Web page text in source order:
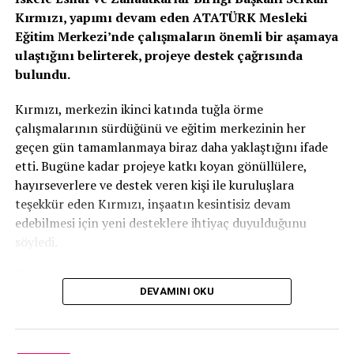
Kırmızı, yapımı devam eden ATATÜRK Mesleki
Eğitim Merkezi’nde çalışmaların önemli bir aşamaya
ulaştığını belirterek, projeye destek çağrısında
bulundu.
Kırmızı, merkezin ikinci katında tuğla örme
çalışmalarının sürdüğünü ve eğitim merkezinin her
geçen gün tamamlanmaya biraz daha yaklaştığını ifade
etti. Bugüne kadar projeye katkı koyan gönüllülere,
hayırseverlere ve destek veren kişi ile kuruluşlara
teşekkür eden Kırmızı, inşaatın kesintisiz devam
edebilmesi için yeni desteklere ihtiyaç duyulduğunu
söyledi.
Özellikle tuğla başta olmak üzere çeşitli inşaat
malzemelerinin temin edilmesinin önem taşıdığını
ülkenin geleceğine yatırım yapma anlayışıyla bugünlere
DEVAMINI OKU